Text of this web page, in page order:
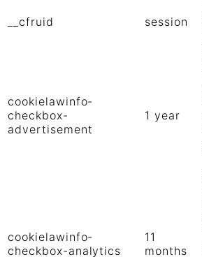
__cfruid session
cookielawinfo-
checkbox-
advertisement
1 year
cookielawinfo-
checkbox-analytics
11
months